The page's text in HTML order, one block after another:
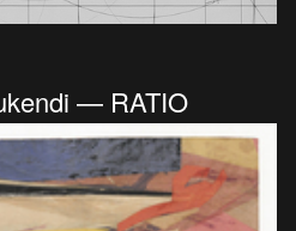
— RATIO